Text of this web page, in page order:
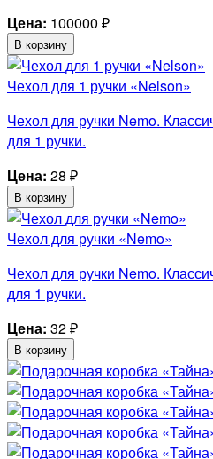
Цена: 100000 ₽
В корзину
Чехол для 1 ручки «Nelson»
Чехол для ручки Nemo.
для 1 ручки.
Цена: 28 ₽
В корзину
Чехол для ручки «Nemo»
Чехол для ручки Nemo.
для 1 ручки.
Цена: 32₽
В корзину